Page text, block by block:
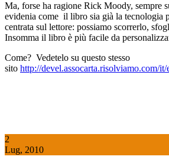
Ma, forse ha ragione Rick Moody, sempre
evidenia come il libro sia già la tecnologia
centrata sul lettore: possiamo scorrerlo,
Insomma il libro è più facile da
Come? Vedetelo su questo stesso
sito http://devel.assocarta.risolviamo.com/
2
Lug, 2010